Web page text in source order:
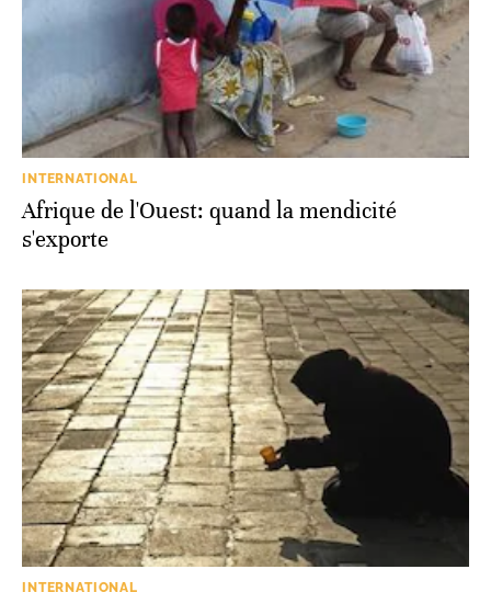
INTERNATIONAL
Afrique de l'Ouest: quand la mendicité
s'exporte
INTERNATIONAL